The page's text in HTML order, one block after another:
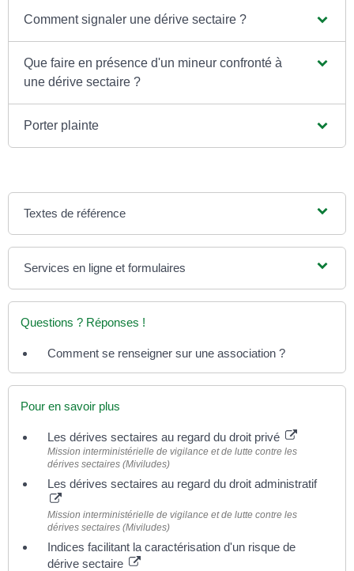
Comment signaler une dérive sectaire ?
Que faire en présence d'un mineur confronté à
une dérive sectaire ?
Porter plainte
Textes de référence
Services en ligne et formulaires
Questions ? Réponses !
Comment se renseigner sur une association ?
Pour en savoir plus
Les dérives sectaires au regard du droit privé
Mission interministérielle de vigilance et de lutte contre les
dérives sectaires (Miviludes)
Les dérives sectaires au regard du droit administratif
Mission interministérielle de vigilance et de lutte contre les
dérives sectaires (Miviludes)
Indices facilitant la caractérisation d'un risque de
dérive sectaire